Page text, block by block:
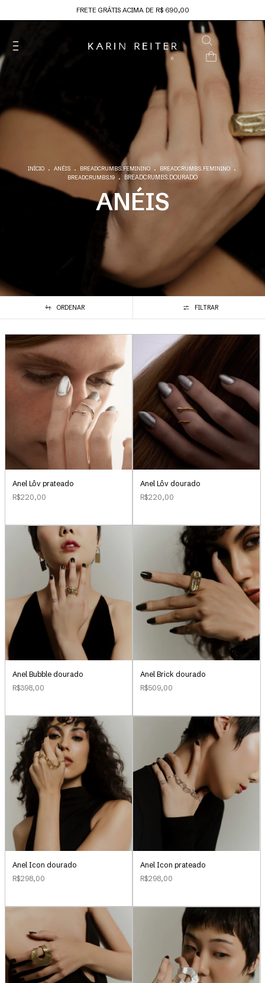
FRETE GRÁTIS ACIMA DE R$ 690,00
0
INÍCIO . ANÉIS . BREADCRUMBS.FEMININO . BREADCRUMBS.FEMININO .
BREADCRUMBS.19 . BREADCRUMBS.DOURADO
ANÉIS
ORDENAR FILTRAR
Anel Lôv prateado
R$220,00
Anel Lôv dourado
R$220,00
Anel Bubble dourado
R$398,00
Anel Brick dourado
R$509,00
Anel Icon dourado
R$298,00
Anel Icon prateado
R$298,00